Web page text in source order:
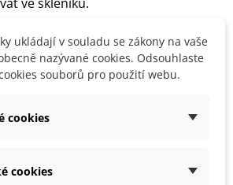
ukládají v souladu se zákony na vaše
nazývané cookies. Odsouhlaste
souborů pro použití webu.
cookies
cookies